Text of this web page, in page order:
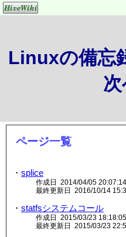
Linuxの備忘
次
ページ一覧
・ splice
作成日 2014/04/05 20:07:14
最終更新日 2016/10/14
・ statfsシステムコール
作成日 2015/03/23 18:18:05
最終更新日 2015/03/23